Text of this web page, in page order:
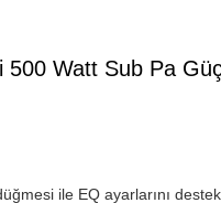
500 Watt Sub Pa
ile EQ ayarlarını